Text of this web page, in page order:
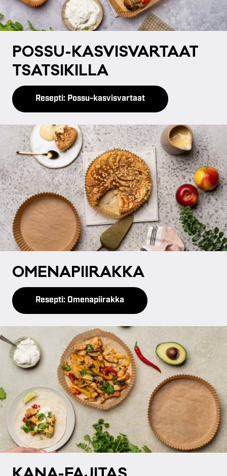
POS­SU-KAS­VIS­VAR­TAAT
TSAT­SI­KIL­LA
Resepti: Possu-kasvisvartaat
OME­NA­PII­RAK­KA
Resepti: Omenapiirakka